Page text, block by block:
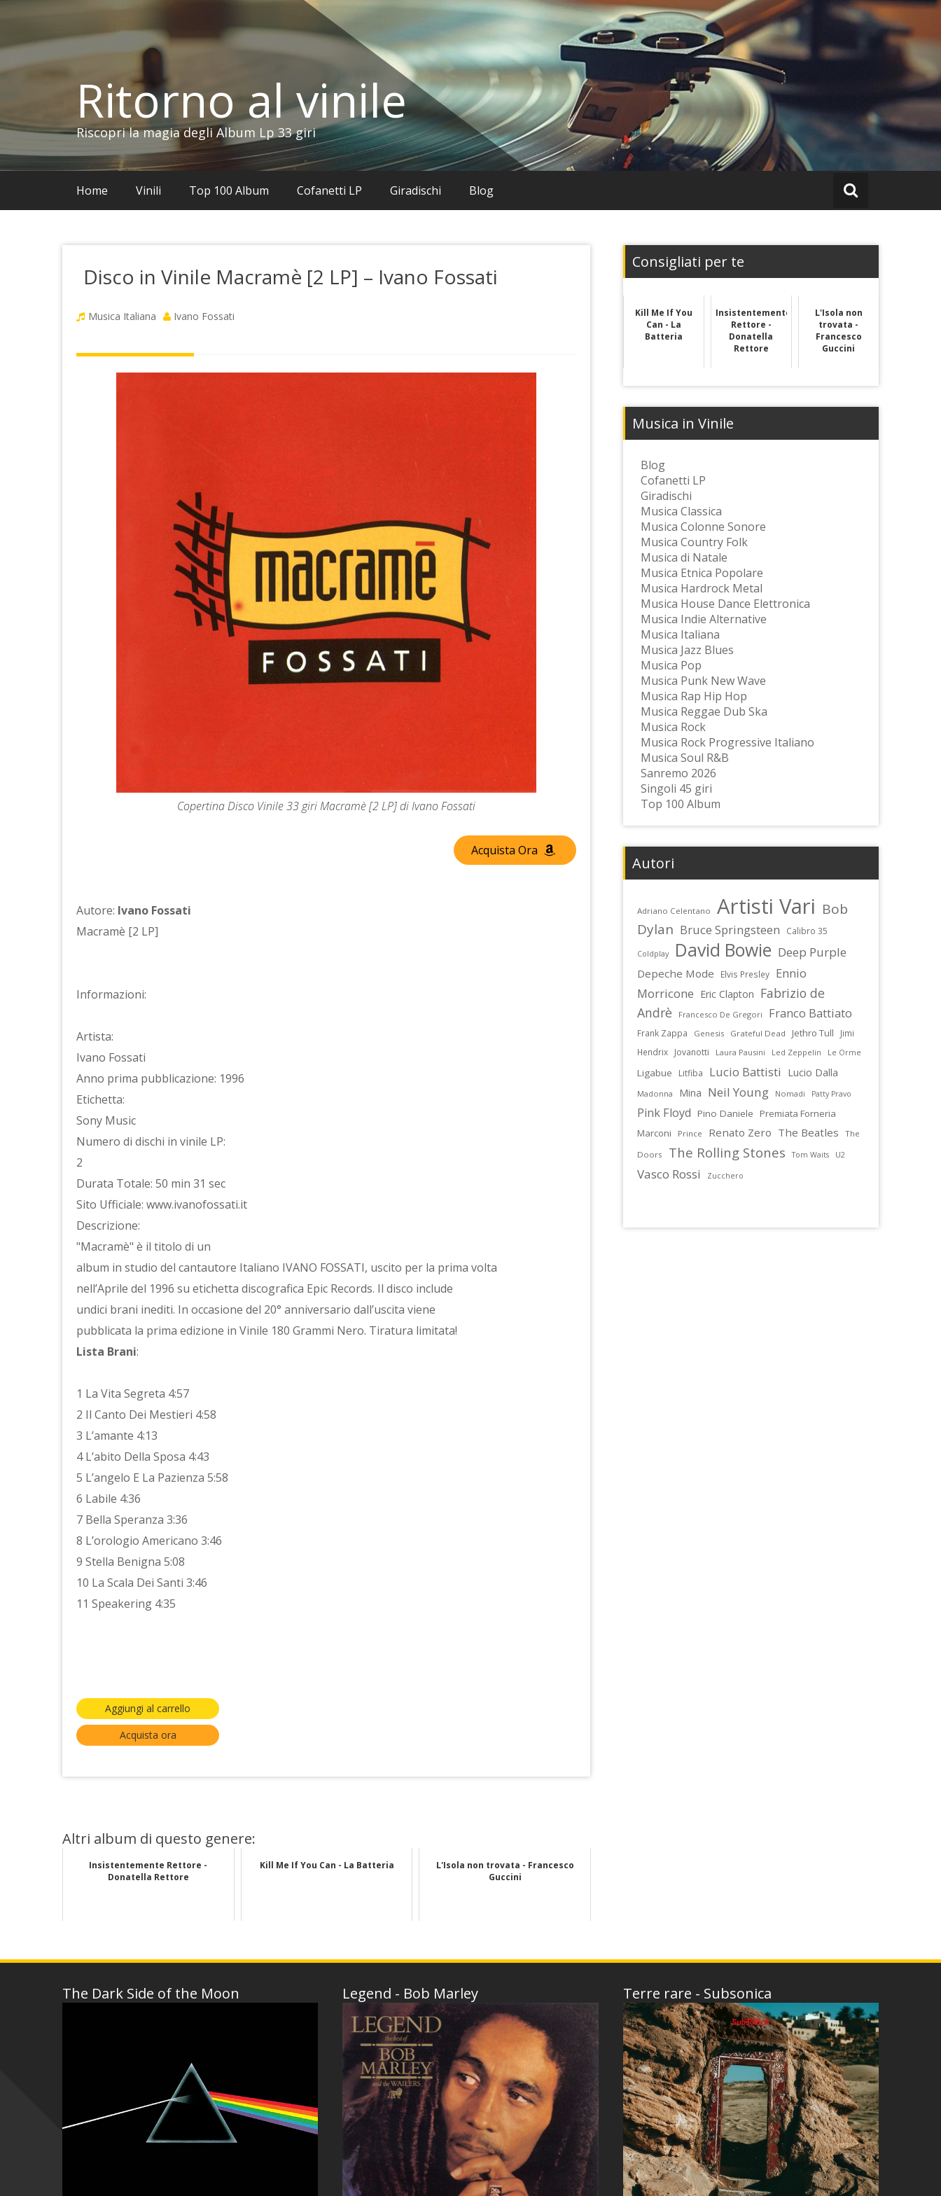
contenuto
Ritorno al vinile
Riscopri la magia degli Album Lp 33 giri
Home Vinili Top 100 Album Cofanetti LP Giradischi Blog
Disco in Vinile Macramè [2 LP] – Ivano Fossati
Musica Italiana Ivano Fossati
Copertina Disco Vinile 33 giri Macramè [2 LP] di Ivano Fossati
Acquista Ora
Autore: Ivano Fossati
Macramè [2 LP]
Informazioni:
Artista:
Ivano Fossati
Anno prima pubblicazione: 1996
Etichetta:
Sony Music
Numero di dischi in vinile LP:
2
Durata Totale: 50 min 31 sec
Sito Ufficiale: www.ivanofossati.it
Descrizione:
"Macramè" è il titolo di un
album in studio del cantautore Italiano IVANO FOSSATI, uscito per la prima volta
nell’Aprile del 1996 su etichetta discografica Epic Records. Il disco include
undici brani inediti. In occasione del 20° anniversario dall’uscita viene
pubblicata la prima edizione in Vinile 180 Grammi Nero. Tiratura limitata!
Lista Brani:
1 La Vita Segreta 4:57
2 Il Canto Dei Mestieri 4:58
3 L’amante 4:13
4 L’abito Della Sposa 4:43
5 L’angelo E La Pazienza 5:58
6 Labile 4:36
7 Bella Speranza 3:36
8 L’orologio Americano 3:46
9 Stella Benigna 5:08
10 La Scala Dei Santi 3:46
11 Speakering 4:35
Aggiungi al carrello
Acquista ora
Altri album di questo genere:
Insistentemente Rettore -
Donatella Rettore
Kill Me If You Can - La Batteria
L'Isola non trovata - Francesco
Guccini
Consigliati per te
Kill Me If You
Can - La
Batteria
Insistentemente
Rettore -
Donatella
Rettore
L'Isola non
trovata -
Francesco
Guccini
Musica in Vinile
Blog
Cofanetti LP
Giradischi
Musica Classica
Musica Colonne Sonore
Musica Country Folk
Musica di Natale
Musica Etnica Popolare
Musica Hardrock Metal
Musica House Dance Elettronica
Musica Indie Alternative
Musica Italiana
Musica Jazz Blues
Musica Pop
Musica Punk New Wave
Musica Rap Hip Hop
Musica Reggae Dub Ska
Musica Rock
Musica Rock Progressive Italiano
Musica Soul R&B
Sanremo 2026
Singoli 45 giri
Top 100 Album
Autori
Adriano Celentano Artisti Vari Bob
Dylan Bruce Springsteen Calibro 35
Coldplay David Bowie Deep Purple
Depeche Mode Elvis Presley
Ennio
Morricone Eric Clapton Fabrizio de
Andrè
Francesco De Gregori Franco Battiato
Frank Zappa Genesis Grateful Dead Jethro Tull
Jimi
Hendrix
Jovanotti Laura Pausini Led Zeppelin Le Orme
Ligabue Litfiba Lucio Battisti Lucio Dalla
Madonna Mina Neil Young Nomadi Patty Pravo
Pink Floyd Pino Daniele
Premiata Forneria
Marconi
Prince Renato Zero The Beatles
The
Doors
The Rolling Stones Tom Waits U2
Vasco Rossi Zucchero
The Dark Side of the Moon Legend - Bob Marley Terre rare - Subsonica